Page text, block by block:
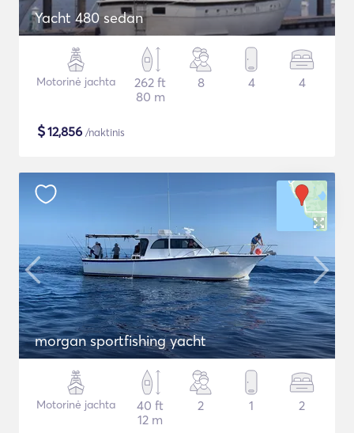
Yacht 480 sedan
Motorinė jachta
262 ft
80 m
8 4 4
$12,856 /naktinis
morgan sportfishing yacht
Motorinė jachta
40 ft
12 m
2 1 2